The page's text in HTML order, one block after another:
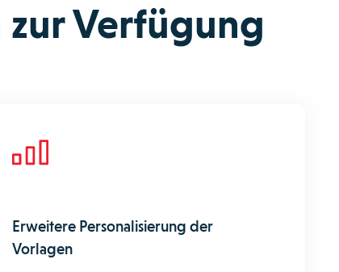
Verfügung
Erweitere Personalisierung der
Vorlagen